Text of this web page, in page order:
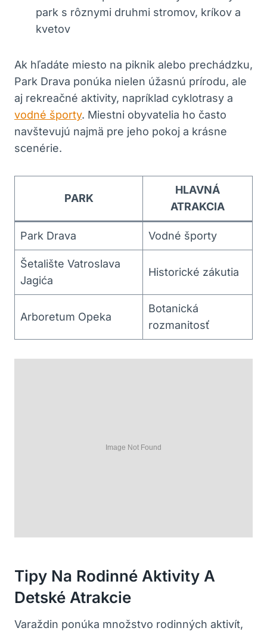
park s rôznymi druhmi stromov, kríkov a
kvetov
Ak hľadáte miesto na piknik alebo prechádzku,
Park Drava ponúka nielen úžasnú prírodu, ale
aj rekreačné aktivity, napríklad cyklotrasy a
vodné športy. Miestni obyvatelia ho často
navštevujú najmä pre jeho pokoj a krásne
scenérie.
PARK
HLAVNÁ
ATRAKCIA
Park Drava Vodné športy
Šetalište Vatroslava
Jagića
Historické zákutia
Arboretum Opeka
Botanická
rozmanitosť
Tipy Na Rodinné Aktivity A
Detské Atrakcie
Varaždin ponúka množstvo rodinných aktivít,